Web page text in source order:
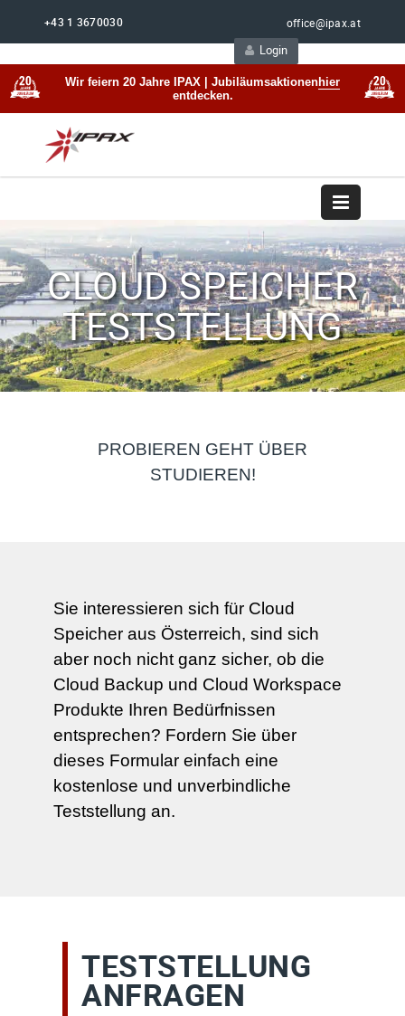
+43 1 3670030
office@ipax.at
Login
Wir feiern 20 Jahre IPAX | Jubiläumsaktionenhier
entdecken.
CLOUD SPEICHER
TESTSTELLUNG
PROBIEREN GEHT ÜBER
STUDIEREN!
Sie interessieren sich für Cloud
Speicher aus Österreich, sind sich
aber noch nicht ganz sicher, ob die
Cloud Backup und Cloud Workspace
Produkte Ihren Bedürfnissen
entsprechen? Fordern Sie über
dieses Formular einfach eine
kostenlose und unverbindliche
Teststellung an.
TESTSTELLUNG
ANFRAGEN